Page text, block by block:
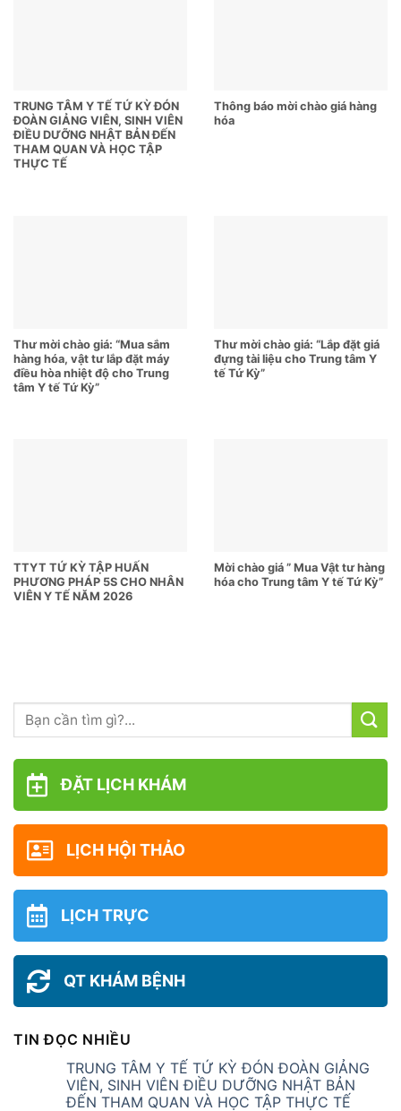
TRUNG TÂM Y TẾ TỨ KỲ ĐÓN
ĐOÀN GIẢNG VIÊN, SINH VIÊN
ĐIỀU DƯỠNG NHẬT BẢN ĐẾN
THAM QUAN VÀ HỌC TẬP
THỰC TẾ
Thông báo mời chào giá hàng
hóa
Thư mời chào giá: “Mua sắm
hàng hóa, vật tư lắp đặt máy
điều hòa nhiệt độ cho Trung
tâm Y tế Tứ Kỳ”
Thư mời chào giá: “Lắp đặt giá
đựng tài liệu cho Trung tâm Y
tế Tứ Kỳ”
TTYT TỨ KỲ TẬP HUẤN
PHƯƠNG PHÁP 5S CHO NHÂN
VIÊN Y TẾ NĂM 2026
Mời chào giá ” Mua Vật tư hàng
hóa cho Trung tâm Y tế Tứ Kỳ”
ĐẶT LỊCH KHÁM
LỊCH HỘI THẢO
LỊCH TRỰC
QT KHÁM BỆNH
TIN ĐỌC NHIỀU
TRUNG TÂM Y TẾ TỨ KỲ ĐÓN ĐOÀN GIẢNG
VIÊN, SINH VIÊN ĐIỀU DƯỠNG NHẬT BẢN
ĐẾN THAM QUAN VÀ HỌC TẬP THỰC TẾ